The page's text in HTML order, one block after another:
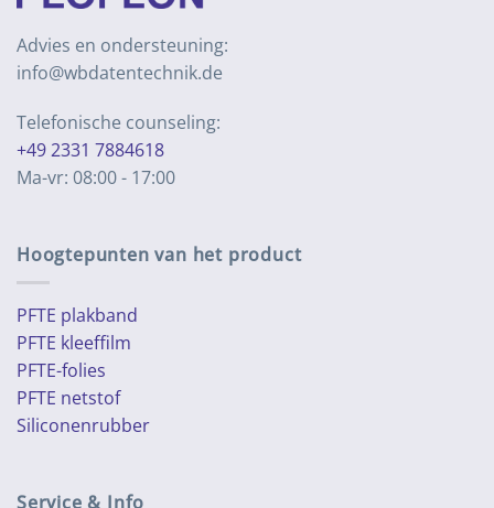
Advies en ondersteuning:
info@wbdatentechnik.de
Telefonische counseling:
+49 2331 7884618
Ma-vr: 08:00 - 17:00
Hoogtepunten van het product
PFTE plakband
PFTE kleeffilm
PFTE-folies
PFTE netstof
Siliconenrubber
Service & Info